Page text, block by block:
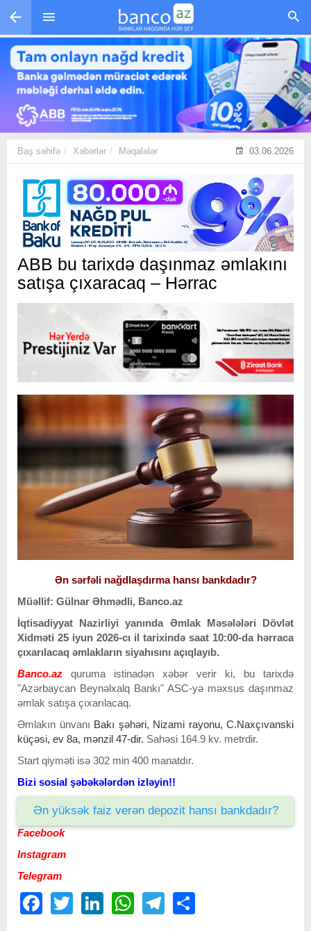
Skip to main content
Baş səhifə Xəbərlər Məqalələr 03.06.2026
ABB bu tarixdə daşınmaz əmlakını
satışa çıxaracaq – Hərrac
Ən sərfəli nağdlaşdırma hansı bankdadır?
Müəllif: Gülnar Əhmədli, Banco.az
İqtisadiyyat Nazirliyi yanında Əmlak Məsələləri Dövlət
Xidməti 25 iyun 2026-cı il tarixində saat 10:00-da hərraca
çıxarılacaq əmlakların siyahısını açıqlayıb.
Banco.az quruma istinadən xəbər verir ki, bu tarixdə
"Azərbaycan Beynəlxalq Bankı" ASC-yə məxsus daşınmaz
əmlak satışa çıxarılacaq.
Əmlakın ünvanı Bakı şəhəri, Nizami rayonu, C.Naxçıvanski
küçəsi, ev 8a, mənzil 47-dir. Sahəsi 164.9 kv. metrdir.
Start qiyməti isə 302 min 400 manatdır.
Bizi sosial şəbəkələrdən izləyin!!
Ən yüksək faiz verən depozit hansı bankdadır?
Facebook
Instagram
Telegram
FacebookTwitter LinkedIn WhatsAppTelegram